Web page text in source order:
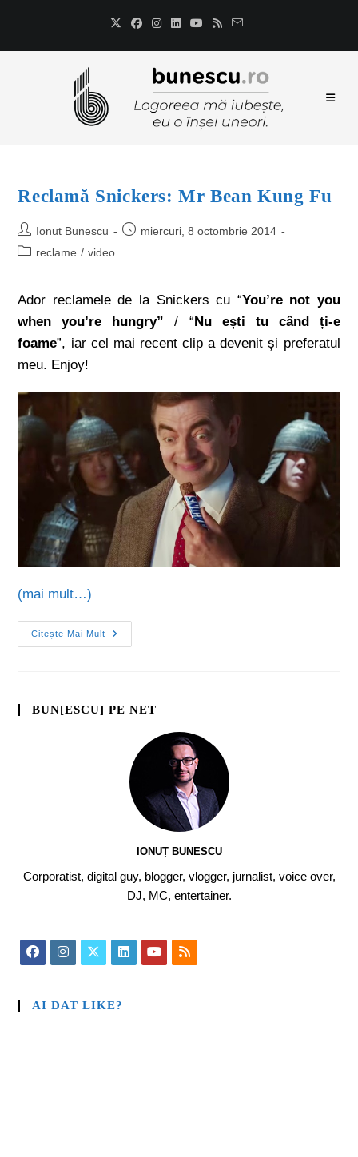
Reclamă Snickers: Mr Bean Kung Fu
Ionut Bunescu
miercuri, 8 octombrie 2014
reclame / video
Ador reclamele de la Snickers cu “You’re not you
when you’re hungry” / “Nu ești tu când ți-e
foame”, iar cel mai recent clip a devenit și preferatul
meu. Enjoy!
(mai mult…)
Citește Mai Mult
BUN[ESCU] PE NET
IONUȚ BUNESCU
Corporatist, digital guy, blogger, vlogger, jurnalist, voice over,
DJ, MC, entertainer.
AI DAT LIKE?